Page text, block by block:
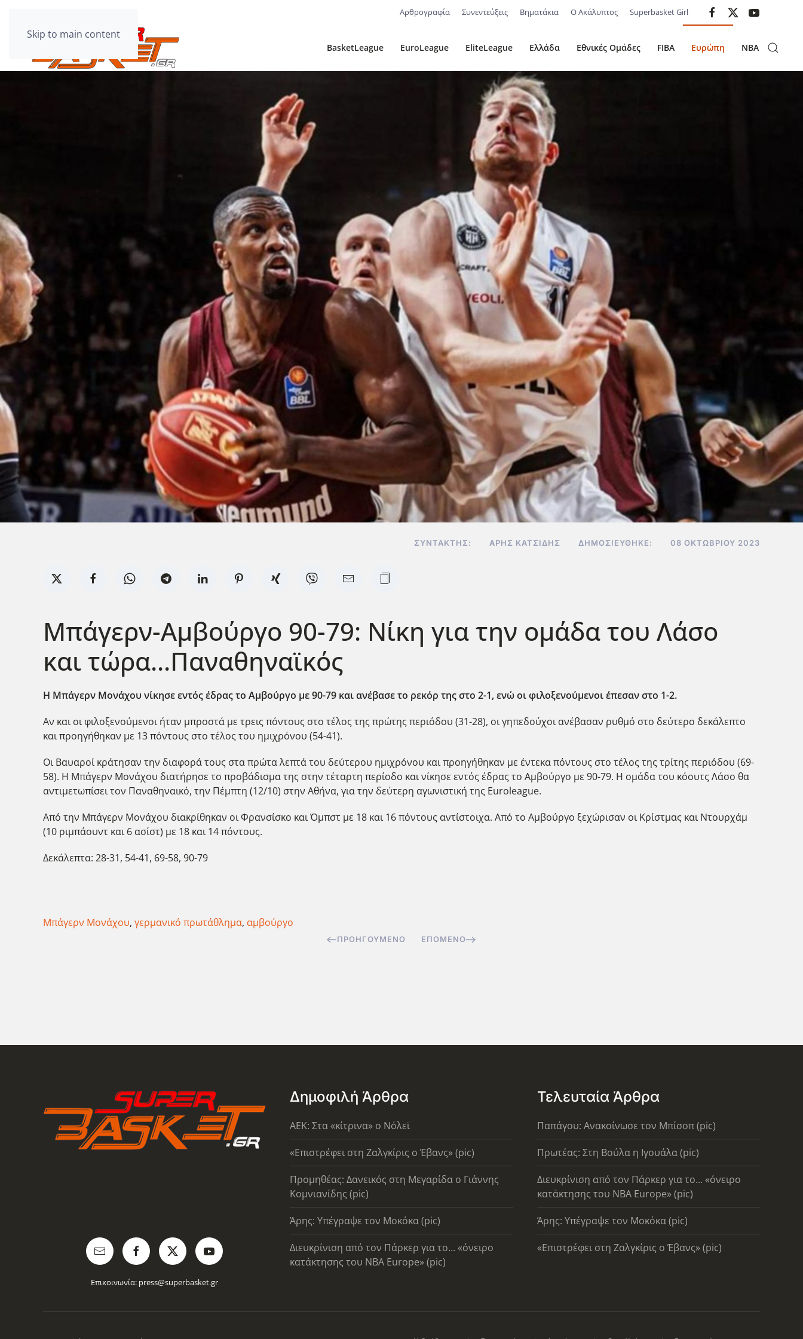
Skip to main content
Αρθρογραφία Συνεντεύξεις Βηματάκια Ο Ακάλυπτος Superbasket Girl
BasketLeague EuroLeague EliteLeague Ελλάδα Εθνικές Ομάδες FIBA Ευρώπη NBA
ΣΥΝΤΆΚΤΗΣ: ΆΡΗΣ ΚΑΤΣΊΔΗΣ ΔΗΜΟΣΙΕΎΘΗΚΕ: 08 ΟΚΤΩΒΡΊΟΥ 2023
Μπάγερν-Αμβούργο 90-79: Νίκη για την ομάδα του Λάσο
και τώρα...Παναθηναϊκός
Η Μπάγερν Μονάχου νίκησε εντός έδρας το Αμβούργο με 90-79 και ανέβασε το ρεκόρ της στο 2-1, ενώ οι φιλοξενούμενοι έπεσαν στο 1-2.
Αν και οι φιλοξενούμενοι ήταν μπροστά με τρεις πόντους στο τέλος της πρώτης περιόδου (31-28), οι γηπεδούχοι ανέβασαν ρυθμό στο δεύτερο δεκάλεπτο
και προηγήθηκαν με 13 πόντους στο τέλος του ημιχρόνου (54-41).
Οι Βαυαροί κράτησαν την διαφορά τους στα πρώτα λεπτά του δεύτερου ημιχρόνου και προηγήθηκαν με έντεκα πόντους στο τέλος της τρίτης περιόδου (69-
58). Η Μπάγερν Μονάχου διατήρησε το προβάδισμα της στην τέταρτη περίοδο και νίκησε εντός έδρας το Αμβούργο με 90-79. Η ομάδα του κόουτς Λάσο θα
αντιμετωπίσει τον Παναθηναικό, την Πέμπτη (12/10) στην Αθήνα, για την δεύτερη αγωνιστική της Euroleague.
Από την Μπάγερν Μονάχου διακρίθηκαν οι Φρανσίσκο και Όμπστ με 18 και 16 πόντους αντίστοιχα. Από το Αμβούργο ξεχώρισαν οι Κρίστμας και Ντουρχάμ
(10 ριμπάουντ και 6 ασίστ) με 18 και 14 πόντους.
Δεκάλεπτα: 28-31, 54-41, 69-58, 90-79
Μπάγερν Μονάχου, γερμανικό πρωτάθλημα, αμβούργο
ΠΡΟΗΓΟΎΜΕΝΟ ΕΠΌΜΕΝΟ
Επικοινωνία: press@superbasket.gr
Δημοφιλή Άρθρα
AEK: Στα «κίτρινα» ο Νόλεϊ
«Επιστρέφει στη Ζαλγκίρις ο Έβανς» (pic)
Προμηθέας: Δανεικός στη Μεγαρίδα ο Γιάννης
Κομνιανίδης (pic)
Άρης: Υπέγραψε τον Μοκόκα (pic)
Διευκρίνιση από τον Πάρκερ για το... «όνειρο
κατάκτησης του ΝΒΑ Europe» (pic)
Τελευταία Άρθρα
Παπάγου: Ανακοίνωσε τον Μπίσοπ (pic)
Πρωτέας: Στη Βούλα η Ιγουάλα (pic)
Διευκρίνιση από τον Πάρκερ για το... «όνειρο
κατάκτησης του ΝΒΑ Europe» (pic)
Άρης: Υπέγραψε τον Μοκόκα (pic)
«Επιστρέφει στη Ζαλγκίρις ο Έβανς» (pic)